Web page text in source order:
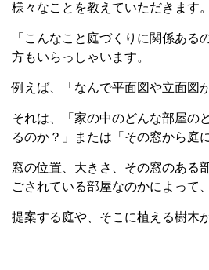
様々なことを教えていただきます。
「こんなこと庭づくりに関係ある
方もいらっしゃいます。
例えば、「なんで平面図や立面図
それは、「家の中のどんな部屋の
るのか？」または「その窓から庭
窓の位置、大きさ、その窓のある
ごされている部屋なのかによって、
提案する庭や、そこに植える樹木